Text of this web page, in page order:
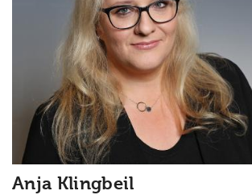
Anja Klingbeil